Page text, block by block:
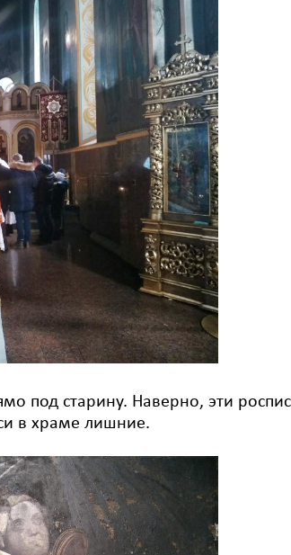
под старину. Наверно, эти
в храме лишние.